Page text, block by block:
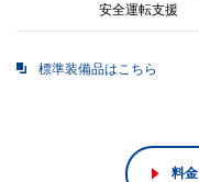
安全運転支援
標準装備品はこちら
料